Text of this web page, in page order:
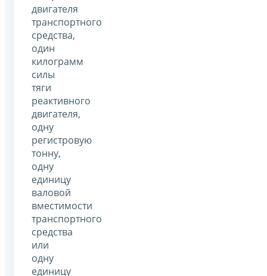
двигателя
транспортного
средства,
один
килограмм
силы
тяги
реактивного
двигателя,
одну
регистровую
тонну,
одну
единицу
валовой
вместимости
транспортного
средства
или
одну
единицу